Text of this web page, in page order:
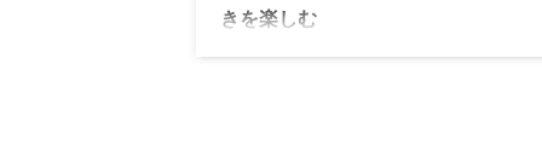
きを楽しむ